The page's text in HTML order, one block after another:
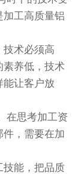
加工高质量铝
技术必须高
素养低，技术
能让客户放
在思考加工资
件，需要在加
技能，把品质